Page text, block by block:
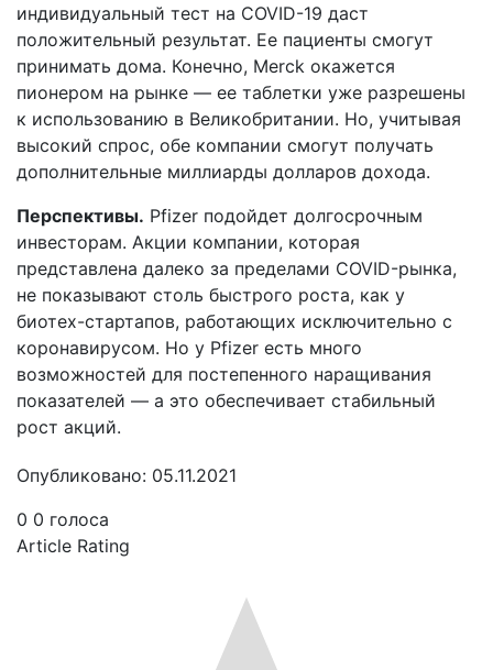
индивидуальный тест на COVID-19 даст
положительный результат. Ее пациенты смогут
принимать дома. Конечно, Merck окажется
пионером на рынке — ее таблетки уже разрешены
к использованию в Великобритании. Но, учитывая
высокий спрос, обе компании смогут получать
дополнительные миллиарды долларов дохода.
Перспективы. Pfizer подойдет долгосрочным
инвесторам. Акции компании, которая
представлена далеко за пределами COVID-рынка,
не показывают столь быстрого роста, как у
биотех-стартапов, работающих исключительно с
коронавирусом. Но у Pfizer есть много
возможностей для постепенного наращивания
показателей — а это обеспечивает стабильный
рост акций.
Опубликовано: 05.11.2021
0 0 голоса
Article Rating